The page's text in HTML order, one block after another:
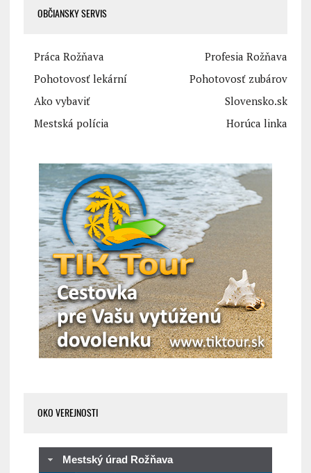
OBČIANSKY SERVIS
Práca Rožňava
Profesia Rožňava
Pohotovosť lekární
Pohotovosť zubárov
Ako vybaviť
Slovensko.sk
Mestská polícia
Horúca linka
OKO VEREJNOSTI